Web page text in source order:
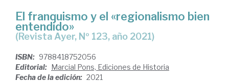
El franquismo y el «regionalismo bien
entendido»
(Revista Ayer, Nº 123, año 2021)
ISBN: 9788418752056
Editorial: Marcial Pons, Ediciones de Historia
Fecha de la edición: 2021